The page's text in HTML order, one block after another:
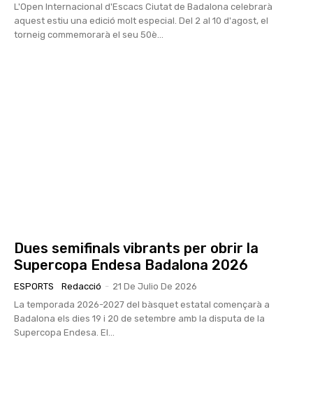
L'Open Internacional d'Escacs Ciutat de Badalona celebrarà
aquest estiu una edició molt especial. Del 2 al 10 d'agost, el
torneig commemorarà el seu 50è...
Dues semifinals vibrants per obrir la
Supercopa Endesa Badalona 2026
ESPORTS Redacció - 21 De Julio De 2026
La temporada 2026-2027 del bàsquet estatal començarà a
Badalona els dies 19 i 20 de setembre amb la disputa de la
Supercopa Endesa. El...